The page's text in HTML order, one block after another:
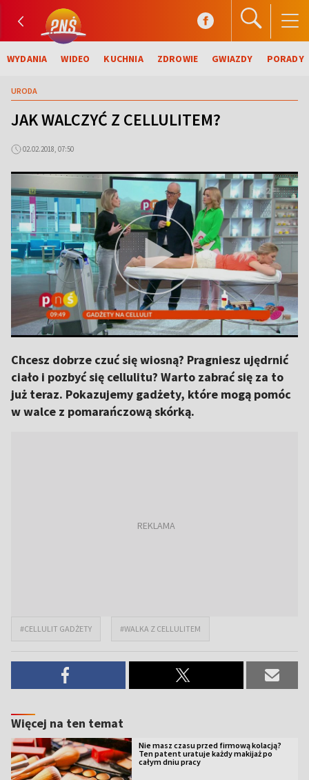
WYDANIA WIDEO KUCHNIA ZDROWIE GWIAZDY PORADY
URODA
JAK WALCZYĆ Z CELLULITEM?
02.02.2018, 07:50
Chcesz dobrze czuć się wiosną? Pragniesz ujędrnić
ciało i pozbyć się cellulitu? Warto zabrać się za to
już teraz. Pokazujemy gadżety, które mogą pomóc
w walce z pomarańczową skórką.
#CELLULIT GADŻETY #WALKA Z CELLULITEM
Więcej na ten temat
Nie masz czasu przed firmową kolacją?
Ten patent uratuje każdy makijaż po
całym dniu pracy